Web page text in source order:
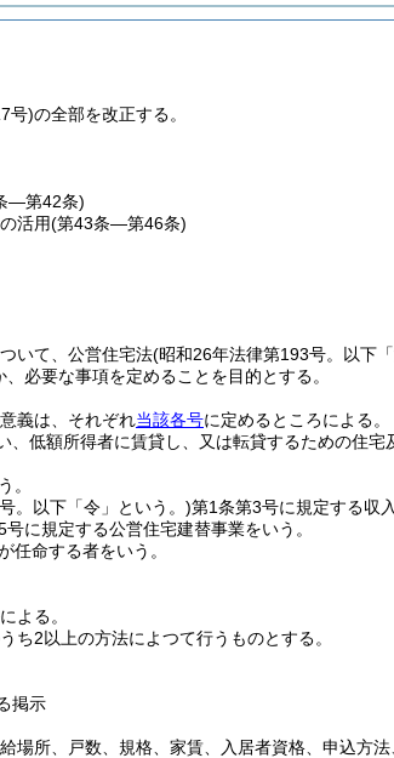
)の全部を改正する。
―第42条)
活用(第43条―第46条)
いて、公営住宅法(昭和26年法律第193号。以下
必要な事項を定めることを目的とする。
義は、それぞれ当該各号に定めるところによる。
低額所得者に賃貸し、又は転貸するための住宅
。
。以下「令」という。)第1条第3号に規定する収
に規定する公営住宅建替事業をいう。
命する者をいう。
よる。
ち2以上の方法によつて行うものとする。
掲示
場所、戸数、規格、家賃、入居者資格、申込方